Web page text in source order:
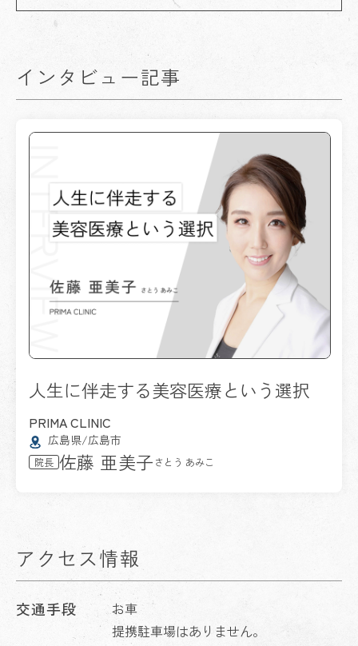
インタビュー記事
人生に伴走する美容医療という選択
PRIMA CLINIC
広島県/広島市
院長 佐藤 亜美子 さとう あみこ
アクセス情報
交通手段
お車
提携駐車場はありません。